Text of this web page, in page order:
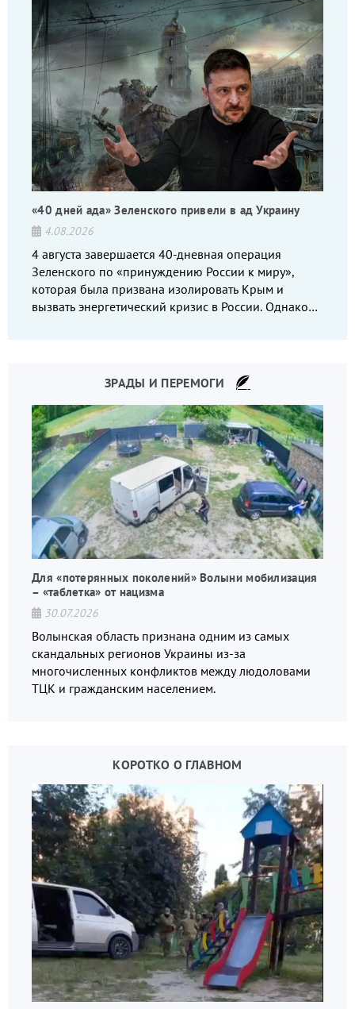
«40 дней ада» Зеленского привели в ад Украину
4.08.2026
4 августа завершается 40-дневная операция
Зеленского по «принуждению России к миру»,
которая была призвана изолировать Крым и
вызвать энергетический кризис в России. Однако
ЗРАДЫ И ПЕРЕМОГИ
Для «потерянных поколений» Волыни мобилизация
– «таблетка» от нацизма
30.07.2026
Волынская область признана одним из самых
скандальных регионов Украины из-за
многочисленных конфликтов между людоловами
ТЦК и гражданским населением.
КОРОТКО О ГЛАВНОМ